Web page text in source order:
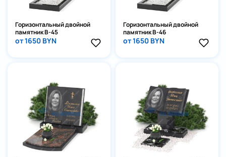
Горизонтальный двойной
памятник В-45
от 1650 BYN
Горизонтальный двойной
памятник В-46
от 1650 BYN